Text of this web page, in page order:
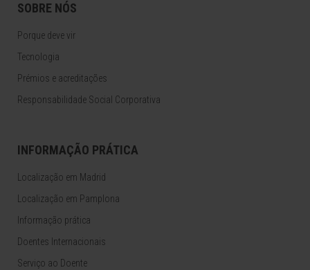
SOBRE NÓS
Porque deve vir
Tecnologia
Prémios e acreditações
Responsabilidade Social Corporativa
INFORMAÇÃO PRÁTICA
Localização em Madrid
Localização em Pamplona
Informação prática
Doentes Internacionais
Serviço ao Doente